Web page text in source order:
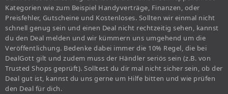
Kategorien wie zum Beispiel Handyverträge, Finanzen, oder
Preisfehler, Gutscheine und Kostenloses. Sollten wir einmal nicht
schnell genug sein und einen Deal nicht rechtzeitig sehen, kannst
du den Deal melden und wir kümmern uns umgehend um die
Veröffentlichung. Bedenke dabei immer die 10% Regel, die bei
DealGott gilt und zudem muss der Händler seriös sein (z.B. von
Trusted Shops geprüft). Solltest du dir mal nicht sicher sein, ob der
Deal gut ist, kannst du uns gerne um Hilfe bitten und wie prüfen
den Deal für dich.